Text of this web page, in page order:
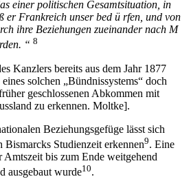
einer politischen Gesamtsituation, in
er Frankreich unser bed ü rfen, und von
ihre Beziehungen zueinander nach M
“ 8
Kanzlers bereits aus dem Jahr 1877
solchen „Bündnissystems“ doch
geschlossenen Abkommen mit
zu erkennen. Moltke].
Beziehungsgefüge lässt sich
Bismarcks Studienzeit erkennen9. Eine
Amtszeit bis zum Ende weitgehend
ausgebaut wurde10.